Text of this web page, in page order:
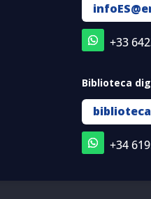
+33
Biblioteca
+34